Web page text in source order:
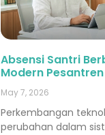
Absensi Santri
Modern Pesantren
May 7, 2026
Perkembangan
perubahan dalam